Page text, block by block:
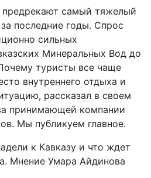
самый тяжелый
последние годы. Спрос
сильных
Минеральных Вод до
туристы все чаще
внутреннего отдыха и
рассказал в своем
принимающей компании
Мы публикуем главное.